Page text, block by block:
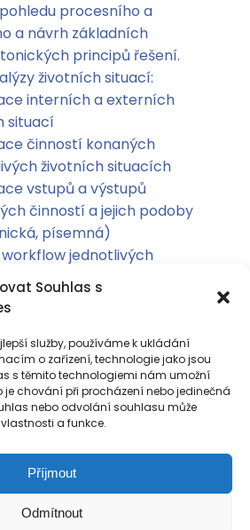
Souhlas s
služby, používáme k ukládání
o zařízení, technologie jako jsou
s těmito technologiemi nám umožní
chování při procházení nebo jedinečná
nebo odvolání souhlasu může
a funkce.
Příjmout
Odmítnout
procesního a
a návrh základních
principů řešení.
životních situací:
interních a externích
situací
činností konaných
životních situacích
vstupů a výstupů
činností a jejich podoby
písemná)
jednotlivých
v rámci životních situací
pracovních rolí
jednotlivých pracovních rolí
pracovních rolí na výkon
činností
pracovních rolí na
strukturu organizace
konzultačních služeb
síťování projektových
organizacích veřejné správy